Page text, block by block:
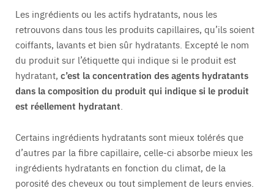
Les ingrédients ou les actifs hydratants, nous les
retrouvons dans tous les produits capillaires, qu’ils soient
coiffants, lavants et bien sûr hydratants. Excepté le nom
du produit sur l’étiquette qui indique si le produit est
hydratant, c’est la concentration des agents hydratants
dans la composition du produit qui indique si le produit
est réellement hydratant
Certains ingrédients hydratants sont mieux tolérés que
d’autres par la fibre capillaire, celle-ci absorbe mieux les
ingrédients hydratants en fonction du climat, de la
porosité des cheveux ou tout simplement de leurs envies.